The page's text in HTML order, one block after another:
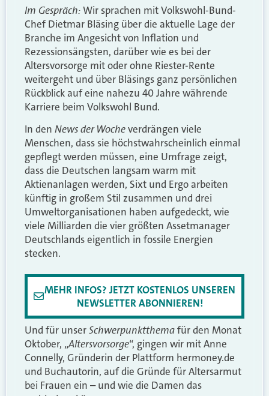
Im Gespräch:Wir sprachen mit Volkswohl-Bund-
Chef Dietmar Bläsing über die aktuelle Lage der
Branche im Angesicht von Inflation und
Rezessionsängsten, darüber wie es bei der
Altersvorsorge mit oder ohne Riester-Rente
weitergeht und über Bläsings ganz persönlichen
Rückblick auf eine nahezu 40 Jahre währende
Karriere beim Volkswohl Bund.
In den News der Wocheverdrängen viele
Menschen, dass sie höchstwahrscheinlich einmal
gepflegt werden müssen, eine Umfrage zeigt,
dass die Deutschen langsam warm mit
Aktienanlagen werden, Sixt und Ergo arbeiten
künftig in großem Stil zusammen und drei
Umweltorganisationen haben aufgedeckt, wie
viele Milliarden die vier größten Assetmanager
Deutschlands eigentlich in fossile Energien
stecken.
MEHR INFOS? JETZT KOSTENLOS UNSEREN
NEWSLETTER ABONNIEREN!
Und für unserSchwerpunktthemafür den Monat
Oktober, „Altersvorsorge“, gingen wir mit Anne
Connelly, Gründerin der Plattform hermoney.de
und Buchautorin, auf die Gründe für Altersarmut
bei Frauen ein – und wie die Damen das